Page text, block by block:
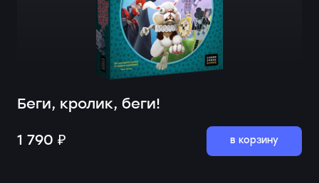
Беги, кролик, беги!
1 790 ₽
в корзину